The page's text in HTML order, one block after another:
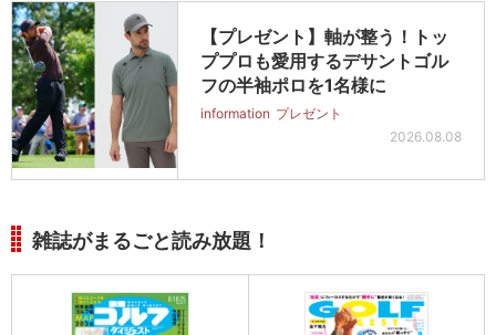
【プレゼント】軸が整う！トッ
ププロも愛用するデサントゴル
フの半袖ポロを1名様に
information プレゼント
2026.08.08
雑誌がまるごと読み放題！